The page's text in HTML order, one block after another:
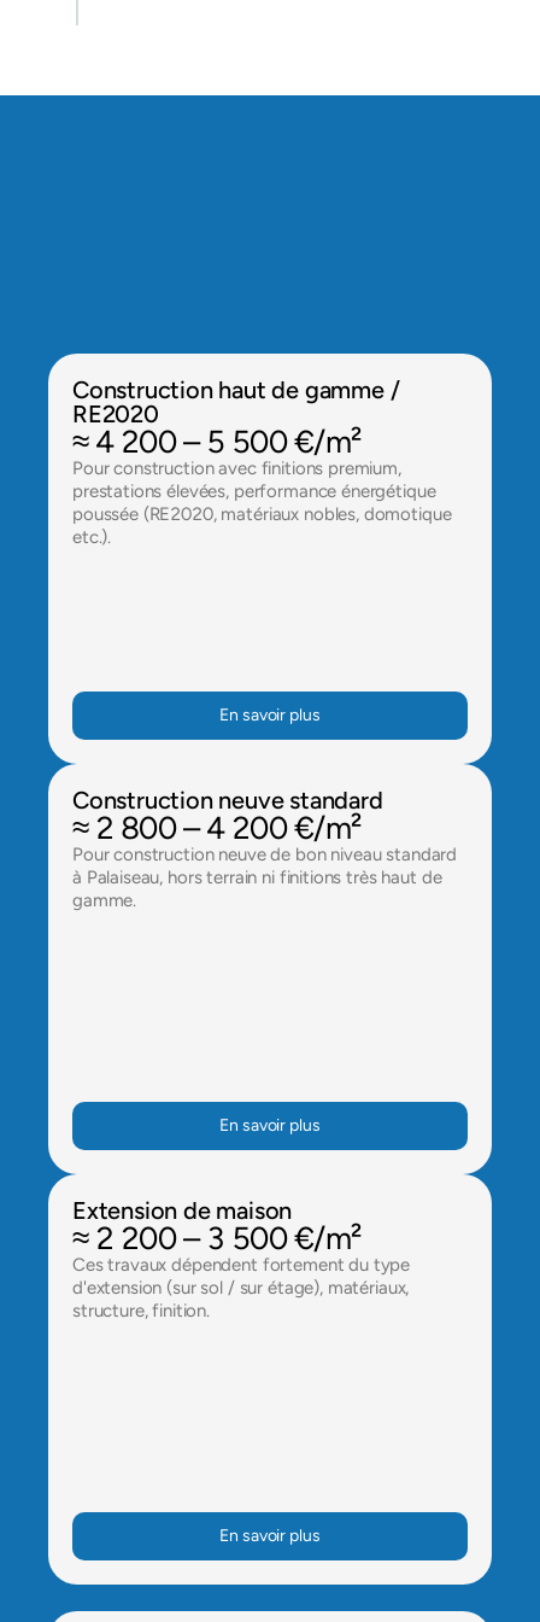
Construction haut de gamme /
RE2020
≈ 4 200 – 5 500 €/m²
Pour construction avec finitions premium,
prestations élevées, performance énergétique
poussée (RE2020, matériaux nobles, domotique
etc.).
En savoir plus
Construction neuve standard
≈ 2 800 – 4 200 €/m²
Pour construction neuve de bon niveau standard
à Palaiseau, hors terrain ni finitions très haut de
gamme.
En savoir plus
Extension de maison
≈ 2 200 – 3 500 €/m²
Ces travaux dépendent fortement du type
d'extension (sur sol / sur étage), matériaux,
structure, finition.
En savoir plus